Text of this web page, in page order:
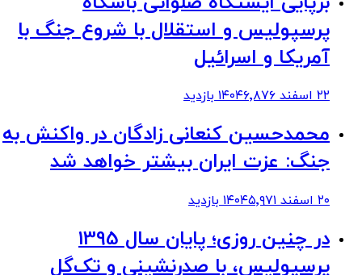
پرسپولیس و استقلال با شروع جنگ با
آمریکا و اسرائیل
۲۲ اسفند ۱۴۰۴ ۶٬۸۷۶ بازدید
محمدحسین کنعانی زادگان در واکنش به
جنگ: عزت ایران بیشتر خواهد شد
۲۰ اسفند ۱۴۰۴ ۵٬۹۷۱ بازدید
در چنین روزی؛ پایان سال 1395
پرسپولیس، با صدرنشینی و تک‌گل